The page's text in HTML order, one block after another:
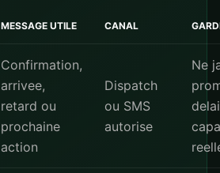
MESSAGE UTILE CANAL
Confirmation,
arrivee,
retard ou
prochaine
action
Dispatch
ou SMS
autorise
Ne